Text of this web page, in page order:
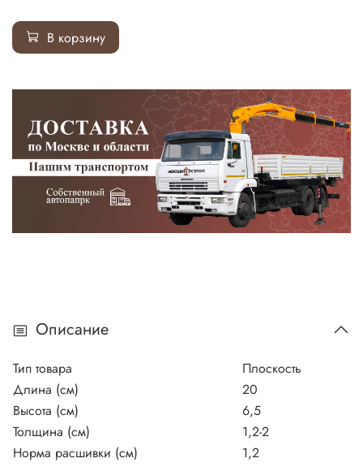
В корзину
Описание
Тип товара
Плоскость
Длина (см)
20
Высота (см)
6,5
Толщина (см)
1,2-2
Норма расшивки (см)
1,2